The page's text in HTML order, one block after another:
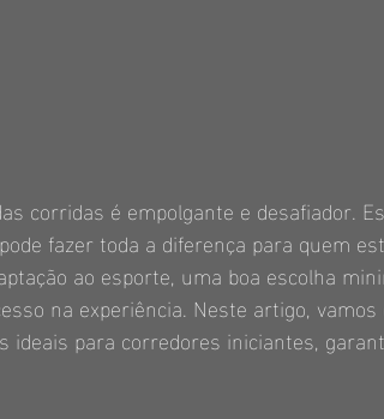
corridas é empolgante e desafiador.
fazer toda a diferença para quem
ao esporte, uma boa escolha
na experiência. Neste artigo,
ideais para corredores iniciantes,